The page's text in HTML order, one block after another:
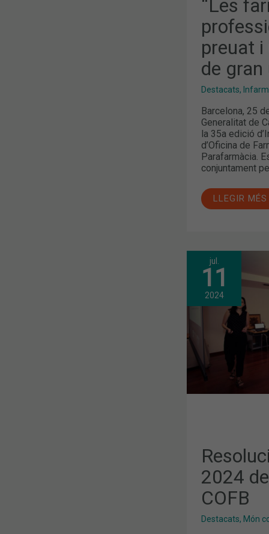
“Les
preuat
de
Destacats,
Barcelona, 25
Generalitat de
la 35a edició
d’Oficina de
Parafarmàcia.
conjuntament
GRAN
UTILITAT”
LLEGIR MÉS
jul.
11
2024
2024
COFB
Destacats, Món
RESOLUCIÓ
LA
2024
BEQUES
PREMIS
DEL
COFB